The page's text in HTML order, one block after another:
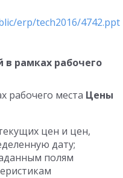
erp/tech2016/4742.ppt
рамках рабочего
рабочего места Цены
цен и цен,
дату;
полям